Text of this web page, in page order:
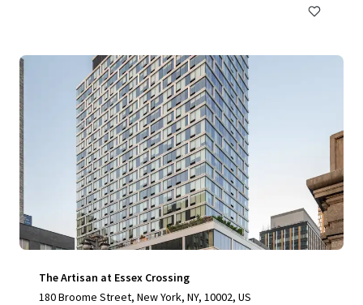
The Artisan at Essex Crossing
180 Broome Street, New York, NY, 10002, US